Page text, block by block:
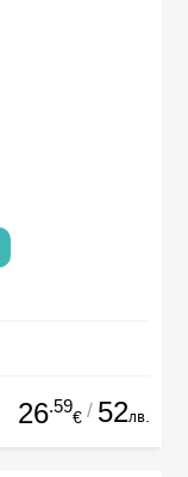
26.59
€ / 52лв.